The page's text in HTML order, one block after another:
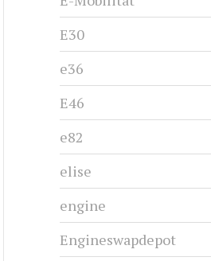
E30
e36
E46
e82
elise
engine
Engineswapdepot